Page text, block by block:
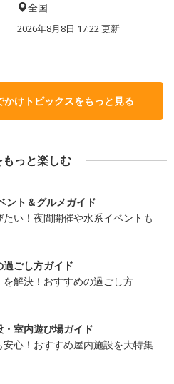
全国
2026年8月8日 17:22更新
けトピックスをもっと見る
っと楽しむ
ント＆グルメガイド
い！夜間開催や水系イベントも
ごし方ガイド
を解決！おすすめの過ごし方
室内遊び場ガイド
心！おすすめ屋内施設を大特集